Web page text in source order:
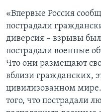
«Впервые Россия
пострадали
диверсия – взрывы
пострадали военные
Что они размещают
вблизи гражданских,
цивилизованном
того, что пострадали